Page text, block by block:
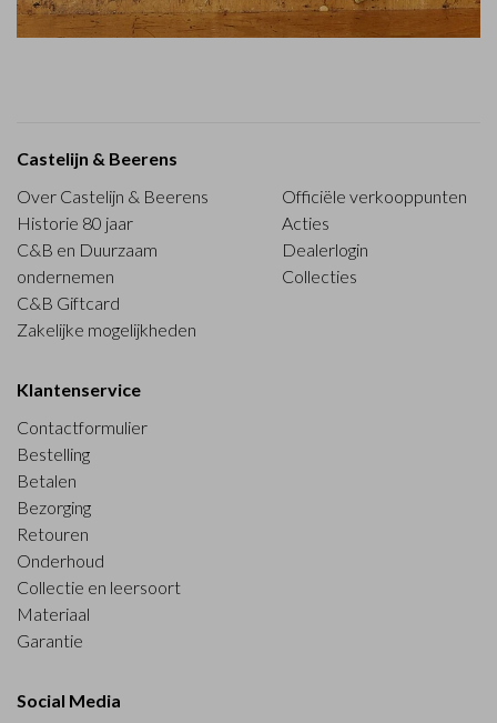
Castelijn & Beerens
Over Castelijn & Beerens
Historie 80 jaar
C&B en Duurzaam
ondernemen
C&B Giftcard
Zakelijke mogelijkheden
Officiële verkooppunten
Acties
Dealerlogin
Collecties
Klantenservice
Contactformulier
Bestelling
Betalen
Bezorging
Retouren
Onderhoud
Collectie en leersoort
Materiaal
Garantie
Social Media